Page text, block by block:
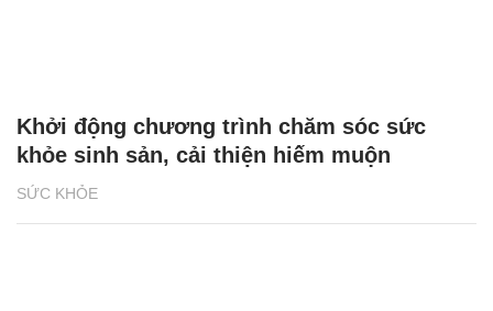
SỨC KHỎE
Khởi động chương trình chăm sóc sức
khỏe sinh sản, cải thiện hiếm muộn